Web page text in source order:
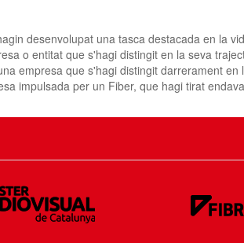
desenvolupat una tasca destacada en la
o entitat que s'hagi distingit en la seva
empresa que s'hagi distingit darrerament en
impulsada per un Fiber, que hagi tirat